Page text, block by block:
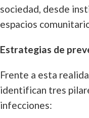
sociedad, desde
espacios
Estrategias de
Frente a esta
identifican tres
infecciones: